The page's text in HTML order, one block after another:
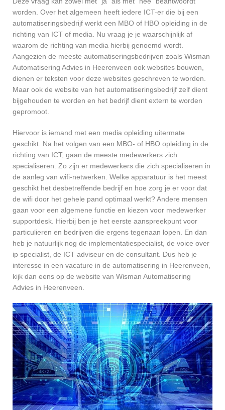
worden. Over het algemeen heeft iedere ICT-er die bij een
automatiseringsbedrijf werkt een MBO of HBO opleiding in de
richting van ICT of media. Nu vraag je je waarschijnlijk af
waarom de richting van media hierbij genoemd wordt.
Aangezien de meeste automatiseringsbedrijven zoals Wisman
Automatisering Advies in Heerenveen ook websites bouwen,
dienen er teksten voor deze websites geschreven te worden.
Maar ook de website van het automatiseringsbedrijf zelf dient
bijgehouden te worden en het bedrijf dient extern te worden
gepromoot.
Hiervoor is iemand met een media opleiding uitermate
geschikt. Na het volgen van een MBO- of HBO opleiding in de
richting van ICT, gaan de meeste medewerkers zich
specialiseren. Zo zijn er medewerkers die zich specialiseren in
de aanleg van wifi-netwerken. Welke apparatuur is het meest
geschikt het desbetreffende bedrijf en hoe zorg je er voor dat
de wifi door het gehele pand optimaal werkt? Andere mensen
gaan voor een algemene functie en kiezen voor medewerker
supportdesk. Hierbij ben je het eerste aanspreekpunt voor
particulieren en bedrijven die ergens tegenaan lopen. En dan
heb je natuurlijk nog de implementatiespecialist, de voice over
ip specialist, de ICT adviseur en de consultant. Dus heb je
interesse in een vacature in de automatisering in Heerenveen,
kijk dan eens op de website van Wisman Automatisering
Advies in Heerenveen.